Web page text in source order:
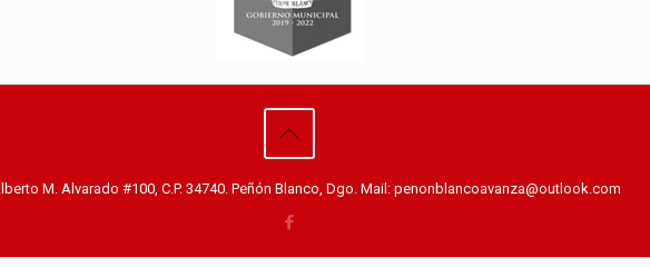
M. Alvarado #100, C.P. 34740. Peñón Blanco, Dgo. Mail: penonblancoavanza@outlook.com